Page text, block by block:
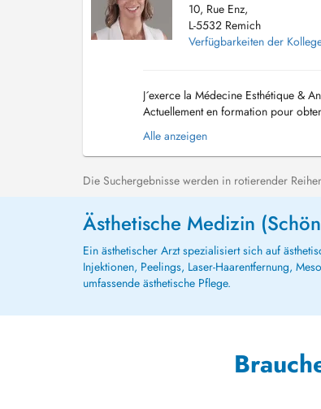
10, Rue Enz,
L-5532 Remich
Verfügbarkeiten der
J´exerce la Médecine Esthétique &
Actuellement en formation pour
pratique comprend les actes suivants
Alle anzeigen
Die Suchergebnisse werden in rotierender
Ästhetische Medizin
Ein ästhetischer Arzt spezialisiert sich auf
Injektionen, Peelings, Laser-Haarentfernung,
umfassende ästhetische Pflege.